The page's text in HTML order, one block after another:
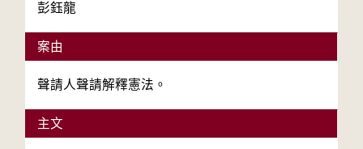
彭鈺龍
案由
聲請人聲請解釋憲法。
主文